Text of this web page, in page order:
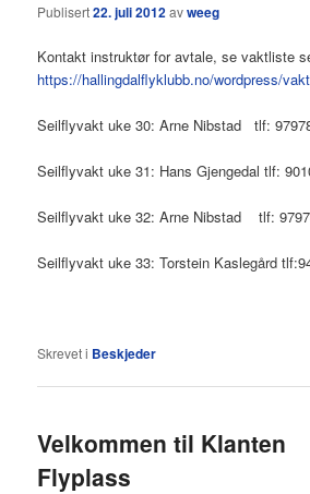
Publisert22. juli 2012avweeg
Kontakt instruktør for avtale, se vaktliste
https://hallingdalflyklubb.no/wordpress/
Seilflyvakt uke 30: Arne Nibstad tlf:
Seilflyvakt uke 31: Hans Gjengedal tlf:
Seilflyvakt uke 32: Arne Nibstad tlf:
Seilflyvakt uke 33: Torstein Kaslegård
Skrevet i Beskjeder
Velkommen til Klanten
Flyplass